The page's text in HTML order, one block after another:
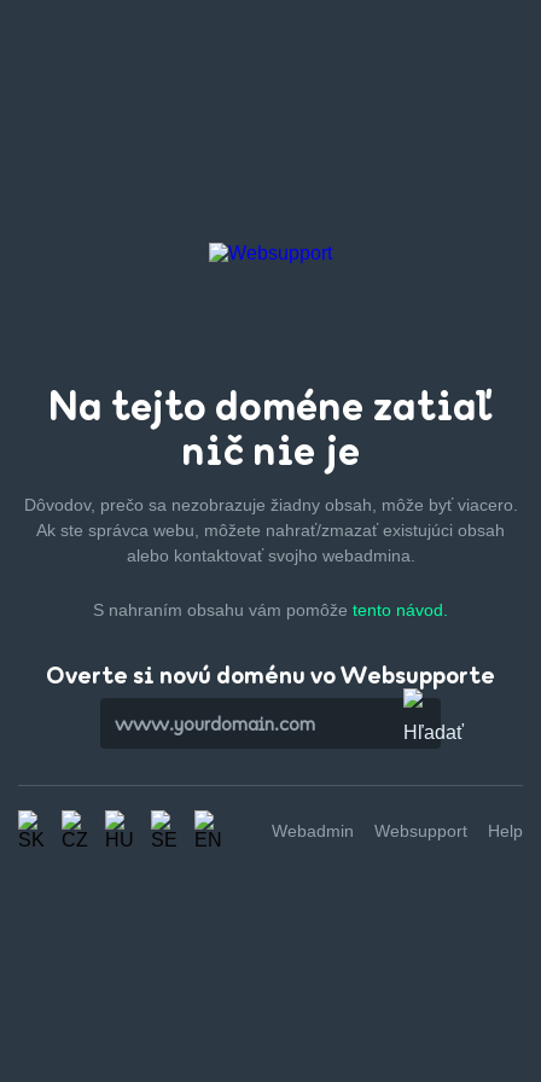
Na tejto doméne zatiaľ
nič nie je
Dôvodov, prečo sa nezobrazuje žiadny obsah, môže byťviacero.
Ak ste správca webu, môžete nahrať/zmazaťexistujúci obsah
alebo kontaktovať svojho webadmina.
S nahraním obsahu vám pomôže tento návod.
Overte si novú doménu vo Websupporte
Webadmin Websupport Help